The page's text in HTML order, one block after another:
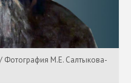
М.Е. Салтыкова-